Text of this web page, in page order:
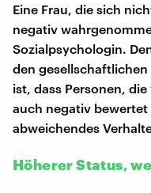
Eine Frau, die sich
negativ
Sozialpsychologin.
den gesellschaftlichen
ist, dass Personen,
auch negativ
abweichendes
Höherer Status,